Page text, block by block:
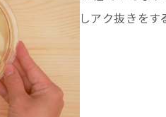
しアク抜きをす